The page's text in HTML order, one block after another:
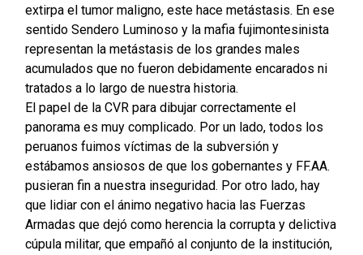
extirpa el tumor maligno, este hace metástasis. En ese
sentido Sendero Luminoso y la mafia fujimontesinista
representan la metástasis de los grandes males
acumulados que no fueron debidamente encarados ni
tratados a lo largo de nuestra historia.
El papel de la CVR para dibujar correctamente el
panorama es muy complicado. Por un lado, todos los
peruanos fuimos víctimas de la subversión y
estábamos ansiosos de que los gobernantes y FF.AA.
pusieran fin a nuestra inseguridad. Por otro lado, hay
que lidiar con el ánimo negativo hacia las Fuerzas
Armadas que dejó como herencia la corrupta y delictiva
cúpula militar, que empañó al conjunto de la institución,